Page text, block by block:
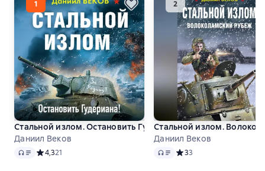
Стальной излом. Остановить Гудериана!
Даниил Веков
Audio Средний рейтинг 4,3 на основе 21 оценок
4,321
Стальной излом.
Даниил Веков
Audio Средний рейтинг 3 на
33